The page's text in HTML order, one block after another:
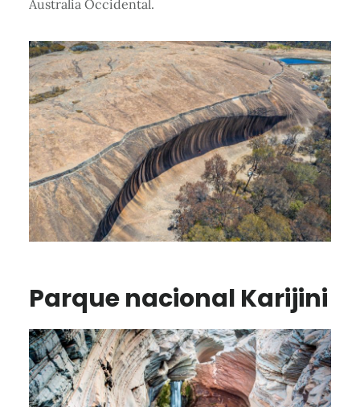
Australia Occidental.
Parque nacional Karijini